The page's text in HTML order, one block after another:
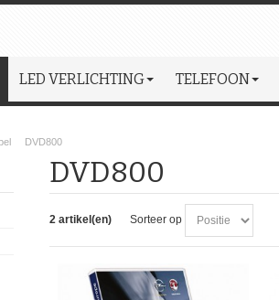
LED VERLICHTING TELEFOON
DVD800
DVD800
2 artikel(en) Sorteer op